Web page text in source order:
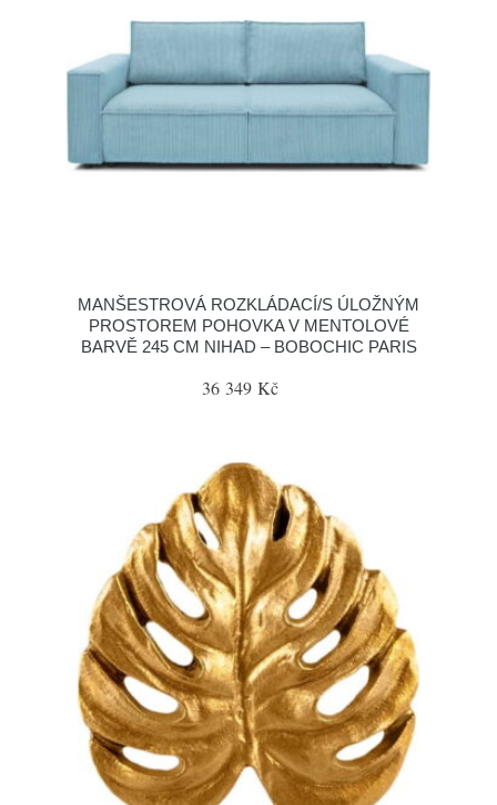
MANŠESTROVÁ ROZKLÁDACÍ/S ÚLOŽNÝM
PROSTOREM POHOVKA V MENTOLOVÉ
BARVĚ 245 CM NIHAD – BOBOCHIC PARIS
36 349 Kč